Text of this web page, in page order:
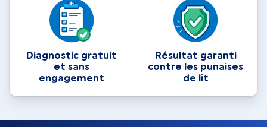
Diagnostic gratuit
et sans
engagement
Résultat garanti
contre les punaises
de lit